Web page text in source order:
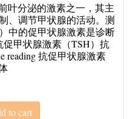
叶分泌的激素之一，其主
、调节甲状腺的活动。测
中的促甲状腺激素是诊断
甲状腺激素（TSH）抗
reading 抗促甲状腺激素
to cart